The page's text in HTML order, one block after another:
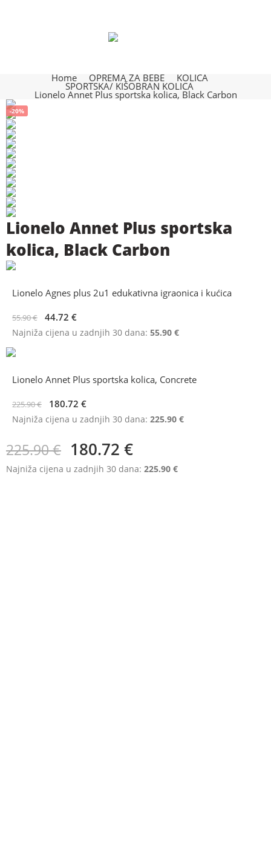
Home OPREMA ZA BEBE KOLICA
SPORTSKA/ KIŠOBRAN KOLICA
Lionelo Annet Plus sportska kolica, Black Carbon
-20%
Lionelo Annet Plus sportska
kolica, Black Carbon
Lionelo Agnes plus 2u1 edukativna igraonica i kućica
55.90€ 44.72 €
Najniža cijena u zadnjih 30 dana: 55.90 €
Lionelo Annet Plus sportska kolica, Concrete
225.90€ 180.72 €
Najniža cijena u zadnjih 30 dana: 225.90 €
225.90€ 180.72 €
Najniža cijena u zadnjih 30 dana: 225.90 €